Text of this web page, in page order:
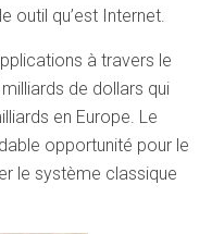
outil qu’est Internet.
à travers le
de dollars qui
en Europe. Le
opportunité pour le
le système classique